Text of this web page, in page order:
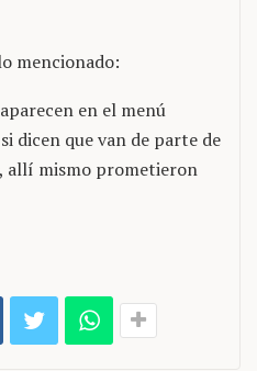
mencionado:
en el menú
dicen que van de parte de
, allí mismo prometieron